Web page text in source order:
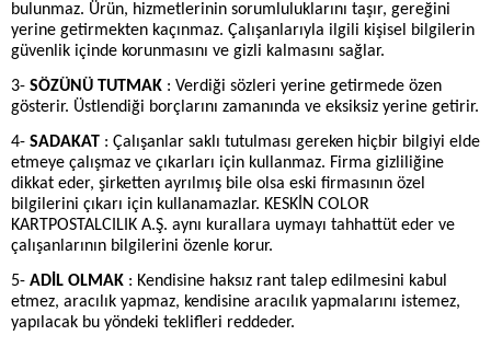
bulunmaz. Ürün, hizmetlerinin sorumluluklarını taşır, gereğini
yerine getirmekten kaçınmaz. Çalışanlarıyla ilgili kişisel bilgilerin
güvenlik içinde korunmasını ve gizli kalmasını sağlar.
3- SÖZÜNÜ TUTMAK : Verdiği sözleri yerine getirmede özen
gösterir. Üstlendiği borçlarını zamanında ve eksiksiz yerine getirir.
4- SADAKAT : Çalışanlar saklı tutulması gereken hiçbir bilgiyi elde
etmeye çalışmaz ve çıkarları için kullanmaz. Firma gizliliğine
dikkat eder, şirketten ayrılmış bile olsa eski firmasının özel
bilgilerini çıkarı için kullanamazlar. KESKİN COLOR
KARTPOSTALCILIK A.Ş. aynı kurallara uymayı tahhattüt eder ve
çalışanlarının bilgilerini özenle korur.
5- ADİL OLMAK : Kendisine haksız rant talep edilmesini kabul
etmez, aracılık yapmaz, kendisine aracılık yapmalarını istemez,
yapılacak bu yöndeki teklifleri reddeder.